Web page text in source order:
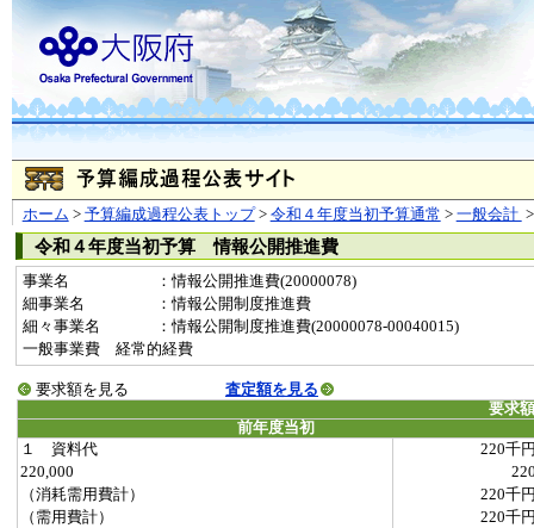
ホーム > 予算編成過程公表トップ> 令和４年度当初予算通常 > 一般会計
令和４年度当初予算 情報公開推進費
事業名
：情報公開推進費(20000078)
細事業名
：情報公開制度推進費
細々事業名
：情報公開制度推進費(20000078-00040015)
一般事業費 経常的経費
要求額を見る
査定額を見る
要求
前年度当初
１ 資料代
220千
220,000
（消耗需用費計）
220千
（需用費計）
220千